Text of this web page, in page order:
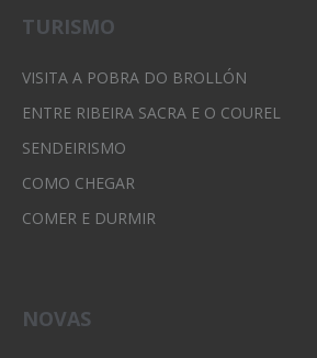
TURISMO
VISITA A POBRA DO BROLLÓN
ENTRE RIBEIRA SACRA E O COUREL
SENDEIRISMO
COMO CHEGAR
COMER E DURMIR
NOVAS